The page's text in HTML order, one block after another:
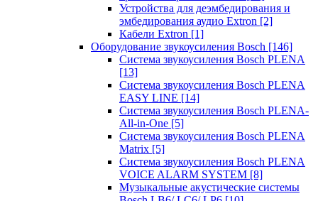
Устройства для деэмбедирования и
эмбедирования аудио Extron [2]
Кабели Extron [1]
Оборудование звукоусиления Bosch [146]
Система звукоусиления Bosch PLENA
[13]
Система звукоусиления Bosch PLENA
EASY LINE [14]
Система звукоусиления Bosch PLENA-
All-in-One [5]
Система звукоусиления Bosch PLENA
Matrix [5]
Система звукоусиления Bosch PLENA
VOICE ALARM SYSTEM [8]
Музыкальные акустические системы